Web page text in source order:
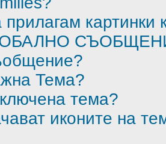
прилагам
Тема?
тема?
иконите на